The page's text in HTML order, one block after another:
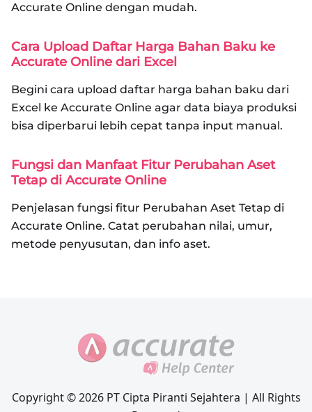
Accurate Online dengan mudah.
Cara Upload Daftar Harga Bahan Baku ke
Accurate Online dari Excel
Begini cara upload daftar harga bahan baku dari
Excel ke Accurate Online agar data biaya produksi
bisa diperbarui lebih cepat tanpa input manual.
Fungsi dan Manfaat Fitur Perubahan Aset
Tetap di Accurate Online
Penjelasan fungsi fitur Perubahan Aset Tetap di
Accurate Online. Catat perubahan nilai, umur,
metode penyusutan, dan info aset.
Copyright © 2026 PT Cipta Piranti Sejahtera | All Rights